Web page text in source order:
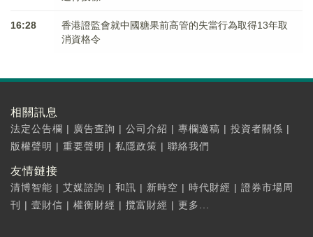
16:28
香港證監會就中國糖果前高管的失當行為取得13年取
消資格令
相關訊息
法定公告欄 | 廣告查詢 | 公司介紹 | 專欄邀稿 | 投資者關係 |
版權聲明 | 重要聲明 | 私隱政策 | 聯絡我們
友情鏈接
清博智能 | 艾媒諮詢 | 和訊 | 新時空 | 時代財經 | 證券市場周
刊
| 壹財信 | 權衡財經 | 攬富財經 | 更多...